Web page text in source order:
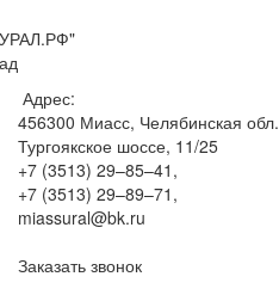
Адрес:
456300 Миасс, Челябинская обл.
Тургоякское шоссе, 11/25
+7 (3513) 29–85–41 ,
+7 (3513) 29–89–71 ,
miassural@bk.ru
Заказать звонок